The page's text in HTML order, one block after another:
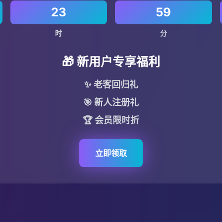
23
时
59
分
🎁 新用户专享福利
✨ 老客回归礼
🎯 新人注册礼
🏆 会员限时折
立即领取